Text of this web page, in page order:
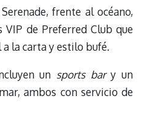
frente al océano,
de Preferred Club que
la carta y estilo bufé.
un sports bary un
ambos con servicio de